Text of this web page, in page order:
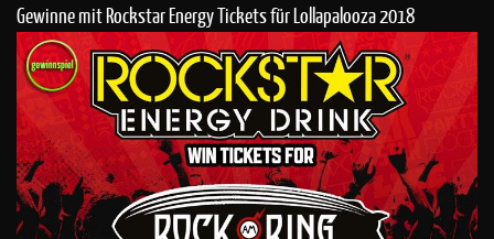
Gewinne mit Rockstar Energy Tickets für Lollapalooza 2018